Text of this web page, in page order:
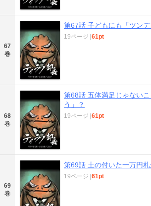
67
巻
第67話 子どもにも「ツン
19ページ 61pt
68
巻
第68話 五体満足じゃない
う」？
19ページ 61pt
69
巻
第69話 土の付いた一万円
19ページ 61pt